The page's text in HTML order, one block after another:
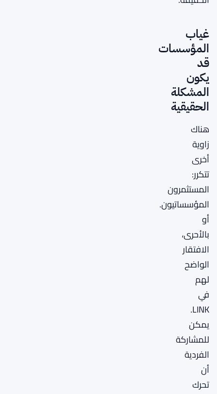
غياب
المؤسسات
قد
يكون
المشكلة
الحقيقية
هناك
زاوية
أخرى
تتكرر:
المستثمرون
المؤسساتيون.
أو
بالأحرى،
الافتقار
الواضح
لهم
في
LINK.
يمكن
للمشاركة
الفردية
أن
تحرك